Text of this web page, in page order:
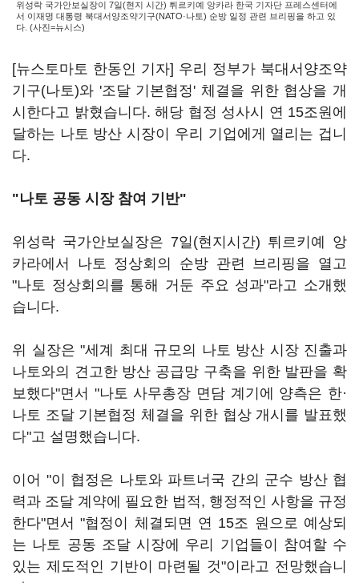
위성락 국가안보실장이 7일(현지 시간) 튀르키예 앙카라 한국 기자단 프레스센터에
서 이재명 대통령 북대서양조약기구(NATO·나토) 순방 일정 관련 브리핑을 하고 있
다. (사진=뉴시스)
[뉴스토마토 한동인 기자] 우리 정부가 북대서양조약
기구(나토)와 '조달 기본협정' 체결을 위한 협상을 개
시한다고 밝혔습니다. 해당 협정 성사시 연 15조원에
달하는 나토 방산 시장이 우리 기업에게 열리는 겁니
다.
"나토 공동 시장 참여 기반"
위성락 국가안보실장은 7일(현지시간) 튀르키예 앙
카라에서 나토 정상회의 순방 관련 브리핑을 열고
"나토 정상회의를 통해 거둔 주요 성과"라고 소개했
습니다.
위 실장은 "세계 최대 규모의 나토 방산 시장 진출과
나토와의 견고한 방산 공급망 구축을 위한 발판을 확
보했다"면서 "나토 사무총장 면담 계기에 양측은 한·
나토 조달 기본협정 체결을 위한 협상 개시를 발표했
다"고 설명했습니다.
이어 "이 협정은 나토와 파트너국 간의 군수 방산 협
력과 조달 계약에 필요한 법적, 행정적인 사항을 규정
한다"면서 "협정이 체결되면 연 15조 원으로 예상되
는 나토 공동 조달 시장에 우리 기업들이 참여할 수
있는 제도적인 기반이 마련될 것"이라고 전망했습니